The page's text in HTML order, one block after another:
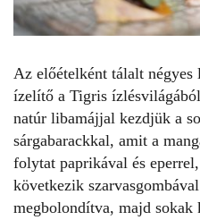
Az előételként tálalt
ízelítő a Tigris
natúr libamájjal kezdjük a
sárgabarackkal, amit a
folytat paprikával és
következik
megbolondítva, majd sokak